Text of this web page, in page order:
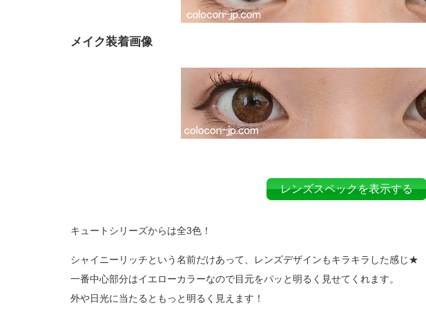
メイク装着画像
レンズスペックを表示する
キュートシリーズからは全3色！
シャイニーリッチという名前だけあって、レンズデザインもキラキラした感じ★
一番中心部分はイエローカラーなので目元をパッと明るく見せてくれます。
外や日光に当たるともっと明るく見えます！